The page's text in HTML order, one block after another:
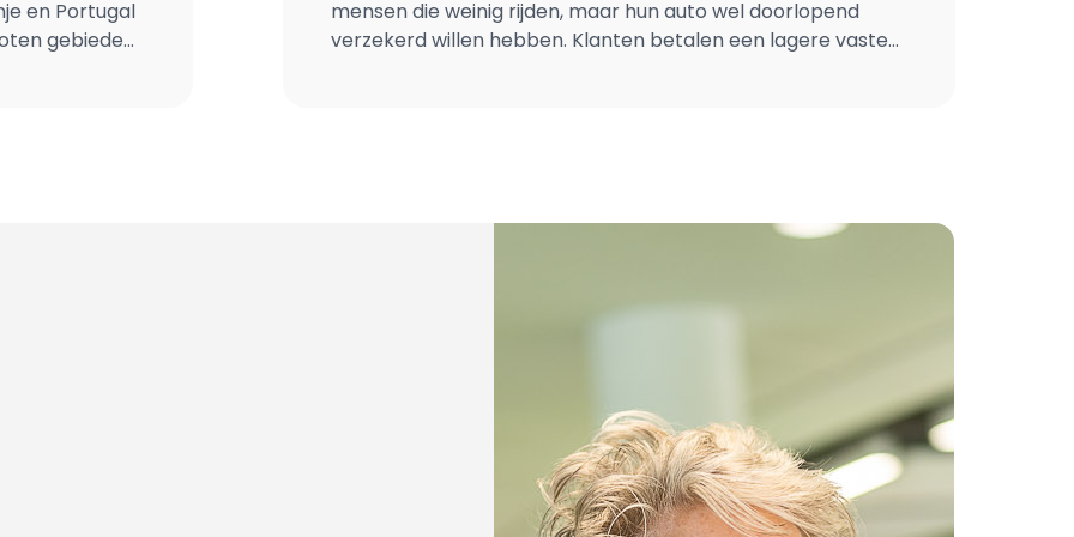
en Portugal
gebieden
mensen die weinig rijden, maar hun auto wel doorlopend
verzekerd willen hebben. Klanten betalen een lagere vaste
8.500 kilometer per jaar rijden. Denk aan auto’s die vooral in
per klant tussen de 100 en 120 euro per jaar. “Met de ANWB
Kilometerverzekering bieden we een oplossing die beter
past bij het werkelijke gebruik van de auto: eerlijk, inzichtelijk
en flexibel,” zegt Floor van Workum, directeur van ANWB
Verzekeren en Unigarant Hoe het werkt De gereden